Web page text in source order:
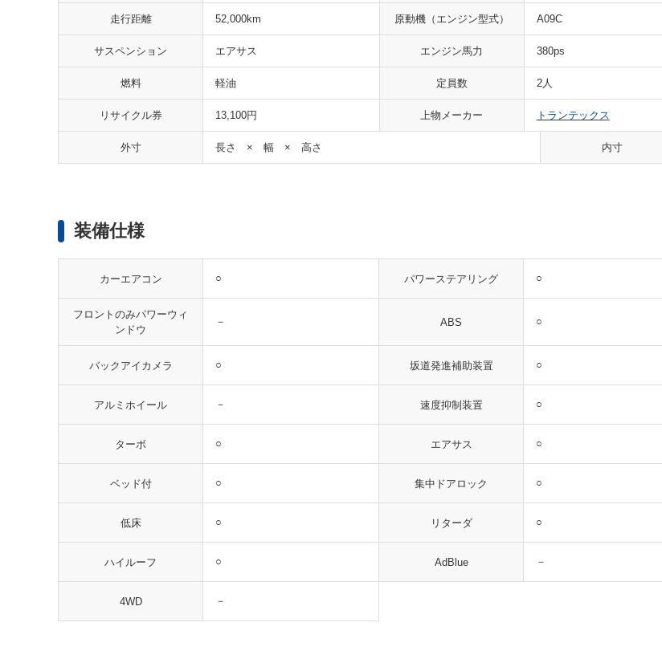
走行距離 52,000km 原動機（エンジン型式） A09C
サスペンション エアサス エンジン馬力 380ps
燃料 軽油 定員数 2人
リサイクル券 13,100円 上物メーカー トランテックス
外寸 長さ × 幅 × 高さ 内寸
装備仕様
カーエアコン ○ パワーステアリング ○
フロントのみパワーウィ
ンドウ
－ ABS ○
バックアイカメラ ○ 坂道発進補助装置 ○
アルミホイール － 速度抑制装置 ○
ターボ ○ エアサス ○
ベッド付 ○ 集中ドアロック ○
低床 ○ リターダ ○
ハイルーフ ○ AdBlue －
4WD －